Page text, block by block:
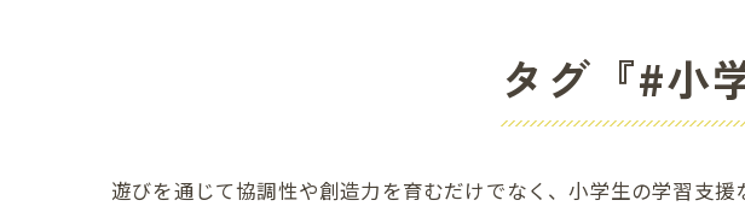
タグ『#小
遊びを通じて協調性や創造力を育むだけでなく、小学生の学習支